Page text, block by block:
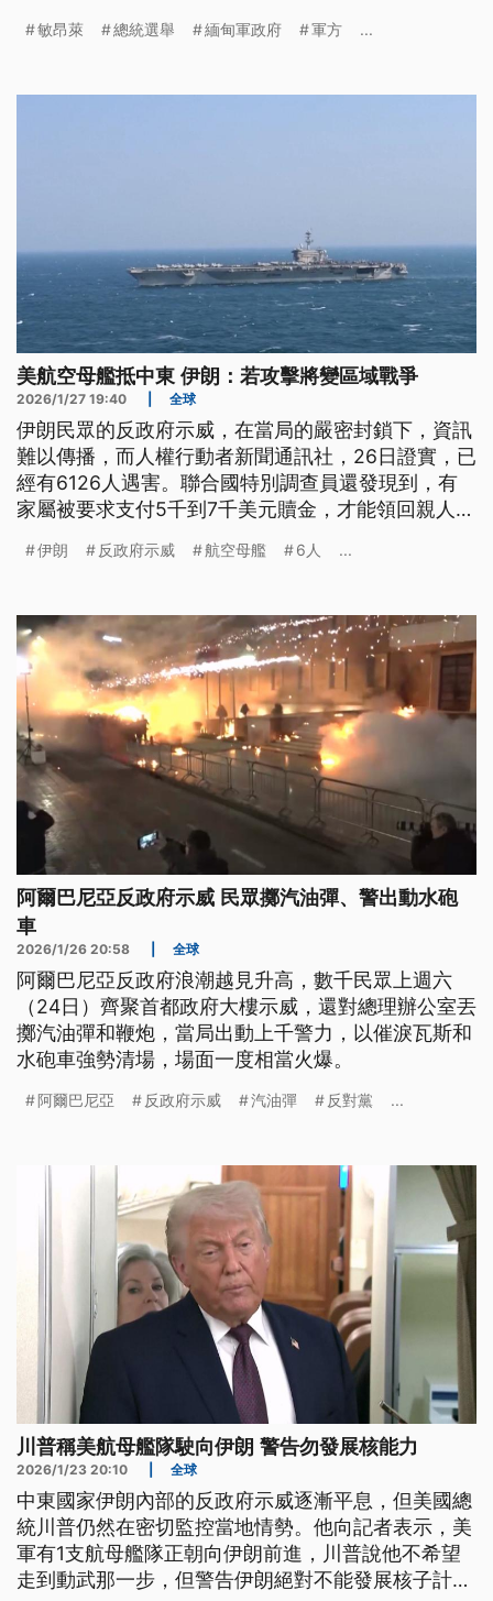
敏昂萊 總統選舉 緬甸軍政府 軍方 ...
美航空母艦抵中東 伊朗：若攻擊將變區域戰爭
2026/1/27 19:40 全球
伊朗民眾的反政府示威，在當局的嚴密封鎖下，資訊
難以傳播，而人權行動者新聞通訊社，26日證實，已
經有6126人遇害。聯合國特別調查員還發現到，有
家屬被要求支付5千到7千美元贖金，才能領回親人遺
空母艦打擊群已經抵達中東。而伊朗以及黎巴嫩真主
動新攻勢，將會演變成區域性戰爭。
伊朗 反政府示威 航空母艦 6人 ...
阿爾巴尼亞反政府示威 民眾擲汽油彈、警出動水砲
車
2026/1/26 20:58 全球
阿爾巴尼亞反政府浪潮越見升高，數千民眾上週六
（24日）齊聚首都政府大樓示威，還對總理辦公室丟
擲汽油彈和鞭炮，當局出動上千警力，以催淚瓦斯和
水砲車強勢清場，場面一度相當火爆。
阿爾巴尼亞 反政府示威 汽油彈 反對黨 ...
川普稱美航母艦隊駛向伊朗 警告勿發展核能力
2026/1/23 20:10 全球
中東國家伊朗內部的反政府示威逐漸平息，但美國總
統川普仍然在密切監控當地情勢。他向記者表示，美
軍有1支航母艦隊正朝向伊朗前進，川普說他不希望
走到動武那一步，但警告伊朗絕對不能發展核子計